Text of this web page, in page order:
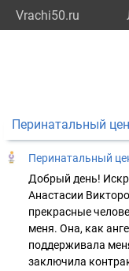
Vrachi50.ru
Перинатальный
Перинатальный
Добрый день!
Анастасии
прекрасные
меня. Она, как
поддерживала
заключила